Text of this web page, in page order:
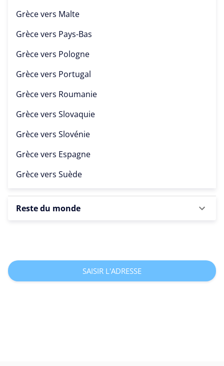
Grèce vers Malte
Grèce vers Pays-Bas
Grèce vers Pologne
Grèce vers Portugal
Grèce vers Roumanie
Grèce vers Slovaquie
Grèce vers Slovénie
Grèce vers Espagne
Grèce vers Suède
Reste du monde
SAISIR L'ADRESSE